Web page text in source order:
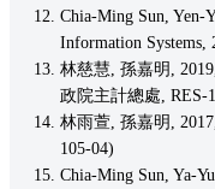
Chia-Ming Sun, Yen-
Information Systems,
林慈慧, 孫嘉明,
政院主計總處, RES-
林雨萱, 孫嘉明,
105-04)
Chia-Ming Sun, Ya-